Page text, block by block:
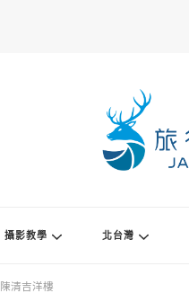
攝影教學 北台灣
清吉洋樓